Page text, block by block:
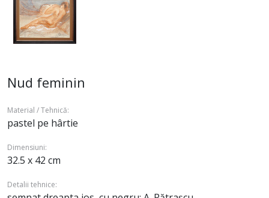
Nud feminin
Material / Tehnică:
pastel pe hârtie
Dimensiuni:
32.5 x 42 cm
Detalii tehnice: